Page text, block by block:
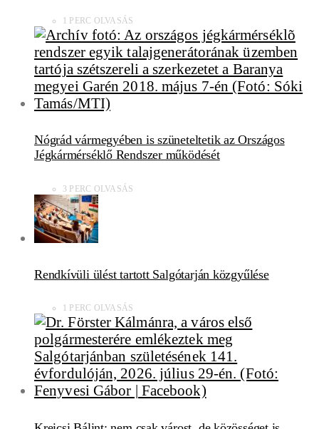
1 PERC OLVASÁS
Nógrád vármegyében is szüneteltetik az Országos
Jégkármérséklő Rendszer működését
3 PERC OLVASÁS
Rendkívüli ülést tartott Salgótarján közgyűlése
1 PERC OLVASÁS